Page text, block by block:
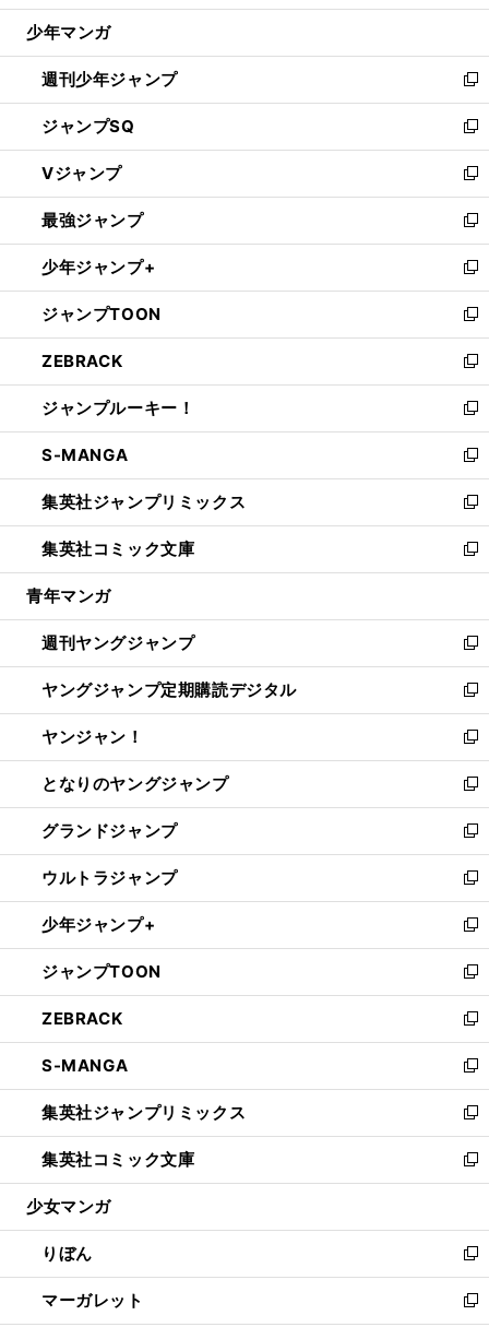
ウ
開
く
少年マンガ
週刊少年ジャンプ
新
し
い
ウ
ィ
ン
ド
ウ
で
開
く
ジャンプSQ
新
し
い
ウ
ィ
ン
ド
ウ
で
開
く
Vジャンプ
新
し
い
ウ
ィ
ン
ド
ウ
で
開
く
最強ジャンプ
新
し
い
ウ
ィ
ン
ド
ウ
で
開
く
少年ジャンプ+
新
し
い
ウ
ィ
ン
ド
ウ
で
開
く
ジャンプTOON
新
し
い
ウ
ィ
ン
ド
ウ
で
開
く
ZEBRACK
新
し
い
ウ
ィ
ン
ド
ウ
で
開
ジャンプルーキー！
新
し
い
ウ
ィ
ン
ド
ウ
開
く
S-MANGA
新
し
い
ウ
ィ
ン
ウ
で
開
く
集英社ジャンプリミックス
新
し
い
ウ
ン
ド
ウ
で
開
く
集英社コミック文庫
新
し
ウ
ィ
ン
ド
ウ
で
開
く
青年マンガ
週刊ヤングジャンプ
新
し
い
ウ
ィ
ン
ド
ウ
で
開
く
ヤングジャンプ定期購読デジタル
新
し
い
ウ
ィ
ン
ド
ウ
で
開
く
ヤンジャン！
新
し
い
ウ
ィ
ン
ド
ウ
で
開
く
となりのヤングジャンプ
新
し
い
ウ
ィ
ン
ド
ウ
で
開
く
グランドジャンプ
新
し
い
ウ
ィ
ン
ド
ウ
で
開
く
ウルトラジャンプ
新
し
い
ウ
ィ
ン
ド
ウ
で
開
く
少年ジャンプ+
新
し
い
ウ
ィ
ン
ド
ウ
で
開
く
ジャンプTOON
新
し
い
ウ
ィ
ン
ド
ウ
で
開
ZEBRACK
新
し
い
ウ
ィ
ン
ド
ウ
開
く
S-MANGA
新
し
い
ウ
ィ
ン
ウ
で
開
く
集英社ジャンプリミックス
新
し
い
ウ
ン
ド
ウ
で
開
集英社コミック文庫
新
し
ウ
ィ
ン
ド
ウ
少女マンガ
りぼん
新
し
い
ウ
マーガレット
新
し